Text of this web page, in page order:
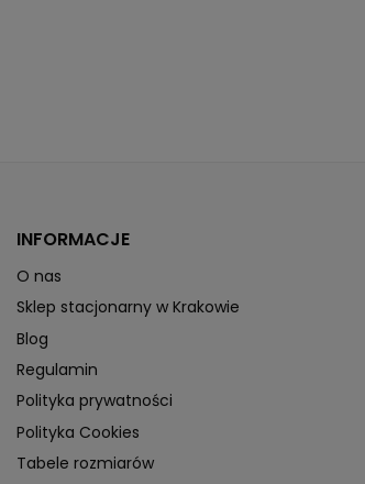
INFORMACJE
O nas
Sklep stacjonarny w Krakowie
Blog
Regulamin
Polityka prywatności
Polityka Cookies
Tabele rozmiarów